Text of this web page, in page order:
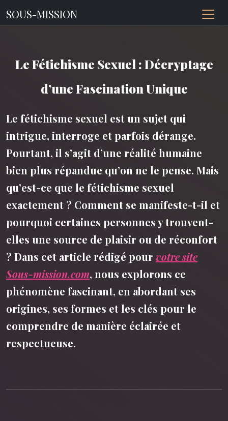
SOUS-MISSION
Le Fétichisme Sexuel : Décryptage
d’une Fascination Unique
Le fétichisme sexuel est un sujet qui
intrigue, interroge et parfois dérange.
Pourtant, il s’agit d’une réalité humaine
bien plus répandue qu’on ne le pense. Mais
qu’est-ce que le fétichisme sexuel
exactement ? Comment se manifeste-t-il et
pourquoi certaines personnes y trouvent-
elles une source de plaisir ou de réconfort
? Dans cet article rédigé pour votre site
Sous-mission.com, nous explorons ce
phénomène fascinant, en abordant ses
origines, ses formes et les clés pour le
comprendre de manière éclairée et
respectueuse.